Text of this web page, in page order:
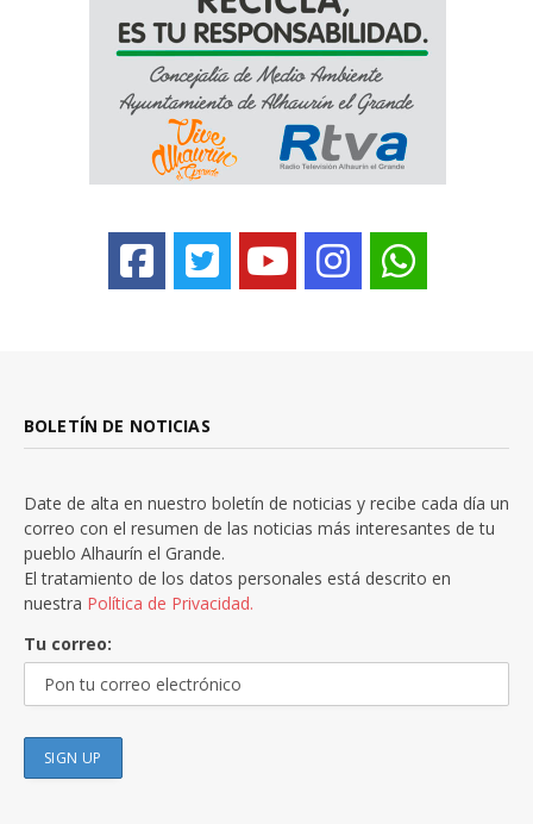
BOLETÍN DE NOTICIAS
Date de alta en nuestro boletín de noticias y recibe cada día un
correo con el resumen de las noticias más interesantes de tu
pueblo Alhaurín el Grande.
El tratamiento de los datos personales está descrito en
nuestra Política de Privacidad.
Tu correo: